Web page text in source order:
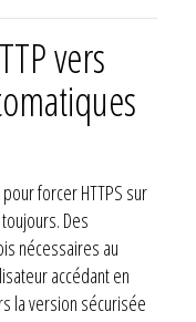
vers
forcer HTTPS sur
Des
nécessaires au
accédant en
la version sécurisée